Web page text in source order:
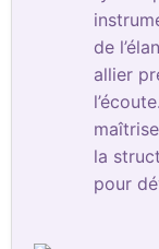
de
allier
la
pour